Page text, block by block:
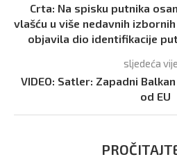
Crta: Na spisku putnika
vlašću u više nedavnih
objavila dio identifikacije
sljedeća
VIDEO: Satler: Zapadni
od EU